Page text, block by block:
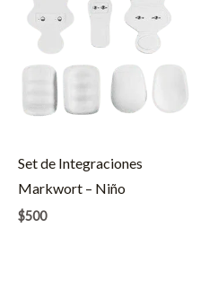
Set de Integraciones
Markwort – Niño
$500